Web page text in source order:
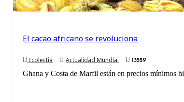
El cacao africano se revoluciona
Ecolectia Actualidad Mundial 13559
Ghana y Costa de Marfil están en precios mínimos